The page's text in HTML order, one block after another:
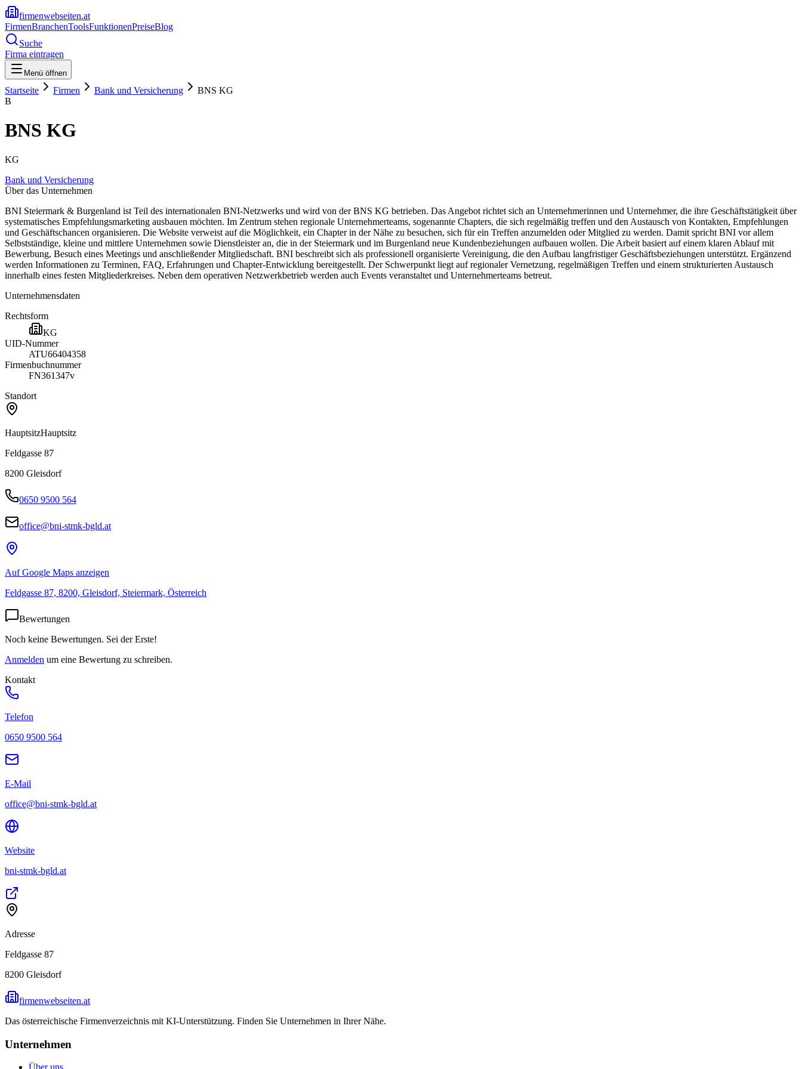
firmenwebseiten.at
FirmenBranchenToolsFunktionenPreiseBlog
Suche
Firma eintragen
Menü öffnen
Startseite Firmen Bank und Versicherung
BNS KG
B
BNS KG
KG
Bank und Versicherung
Über das Unternehmen
BNI Steiermark & Burgenland ist Teil des internationalen BNI-Netzwerks und wird von der BNS KG betrieben. Das Angebot richtet sich an Unternehmerinnen und Unternehmer, die ihre Geschäftstätigkeit über
systematisches Empfehlungsmarketing ausbauen möchten. Im Zentrum stehen regionale Unternehmerteams, sogenannte Chapters, die sich regelmäßig treffen und den Austausch von Kontakten, Empfehlungen
und Geschäftschancen organisieren. Die Website verweist auf die Möglichkeit, ein Chapter in der Nähe zu besuchen, sich für ein Treffen anzumelden oder Mitglied zu werden. Damit spricht BNI vor allem
Selbstständige, kleine und mittlere Unternehmen sowie Dienstleister an, die in der Steiermark und im Burgenland neue Kundenbeziehungen aufbauen wollen. Die Arbeit basiert auf einem klaren Ablauf mit
Bewerbung, Besuch eines Meetings und anschließender Mitgliedschaft. BNI beschreibt sich als professionell organisierte Vereinigung, die den Aufbau langfristiger Geschäftsbeziehungen unterstützt. Ergänzend
werden Informationen zu Terminen, FAQ, Erfahrungen und Chapter-Entwicklung bereitgestellt. Der Schwerpunkt liegt auf regionaler Vernetzung, regelmäßigen Treffen und einem strukturierten Austausch
innerhalb eines festen Mitgliederkreises. Neben dem operativen Netzwerkbetrieb werden auch Events veranstaltet und Unternehmerteams betreut.
Unternehmensdaten
Rechtsform
KG
UID-Nummer
ATU66404358
Firmenbuchnummer
FN361347v
Standort
HauptsitzHauptsitz
Feldgasse 87
8200 Gleisdorf
0650 9500 564
office@bni-stmk-bgld.at
Auf Google Maps anzeigen
Feldgasse 87, 8200, Gleisdorf, Steiermark, Österreich
Bewertungen
Noch keine Bewertungen. Sei der Erste!
Anmelden um eine Bewertung zu schreiben.
Kontakt
Telefon
0650 9500 564
E-Mail
office@bni-stmk-bgld.at
Website
bni-stmk-bgld.at
Adresse
Feldgasse 87
8200 Gleisdorf
firmenwebseiten.at
Das österreichische Firmenverzeichnis mit KI-Unterstützung. Finden Sie Unternehmen in Ihrer Nähe.
Unternehmen